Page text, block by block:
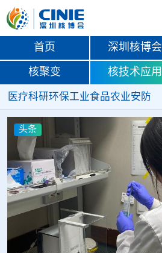
首页 深圳核博会
核聚变 核技术应用
医疗科研环保工业食品农业安防
头条